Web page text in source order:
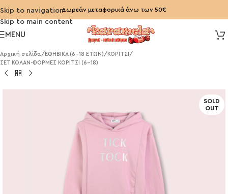
Skip to navigation
Skip to main content
Δωρεάν μεταφορικά άνω των 50€
MENU
Αρχική σελίδα/ ΕΦΗΒΙΚΑ (6-18 ΕΤΩΝ)/ ΚΟΡΙΤΣΙ /
ΣΕΤ ΚΟΛΑΝ-ΦΟΡΜΕΣ ΚΟΡΙΤΣΙ (6-18)
SOLD
OUT